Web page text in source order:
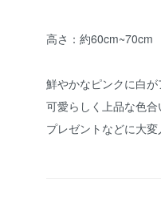
高さ：約
鮮やかなピンクに白が
可愛らしく上品な色
プレゼントなどに大変